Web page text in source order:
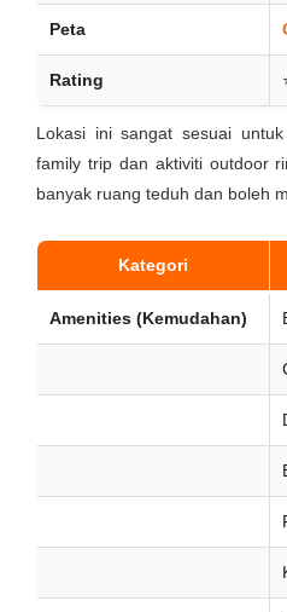
Peta
Rating
Lokasi ini sangat sesuai
family trip dan aktiviti outdoor
banyak ruang teduh dan boleh
Kategori
Amenities (Kemudahan)